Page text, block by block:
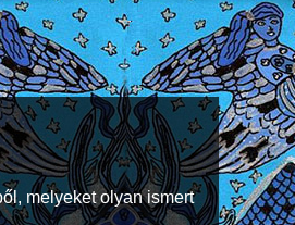
melyeket olyan ismert